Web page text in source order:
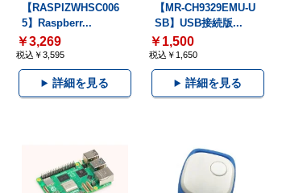
【RASPIZWHSC006
5】Raspberr...
￥3,269
税込￥3,595
詳細を見る
【MR-CH9329EMU-U
SB】USB接続版...
￥1,500
税込￥1,650
詳細を見る